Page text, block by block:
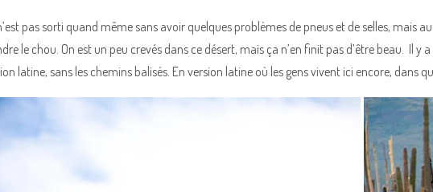
pas sorti quand même sans avoir quelques problèmes de pneus et de selles, mais
le chou. On est un peu crevés dans ce désert, mais ça n’en finit pas d’être beau. Il y
latine, sans les chemins balisés. En version latine où les gens vivent ici encore, dans